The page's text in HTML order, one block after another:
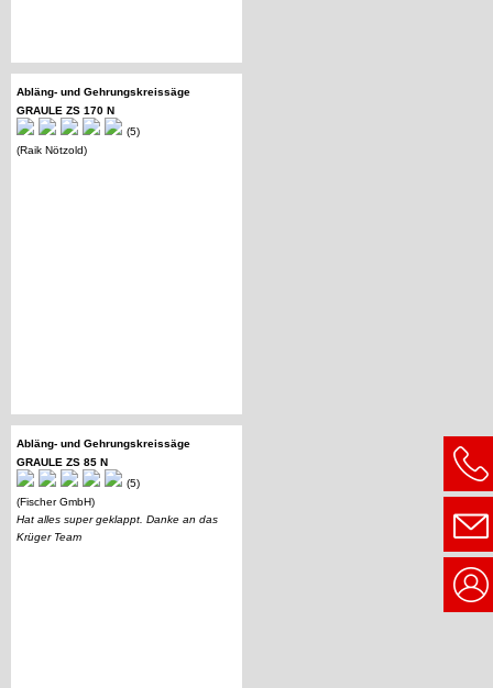
Abläng- und Gehrungskreissäge
GRAULE ZS 170 N
(5)
(Raik Nötzold)
Abläng- und Gehrungskreissäge
GRAULE ZS 85 N
(5)
(Fischer GmbH)
Hat alles super geklappt. Danke an das
Krüger Team